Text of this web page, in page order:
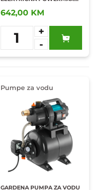
1800/37
642,00 KM
1
+
-
Dodaj u
omiljene
Pumpe za vodu
GARDENA PUMPA ZA VODU